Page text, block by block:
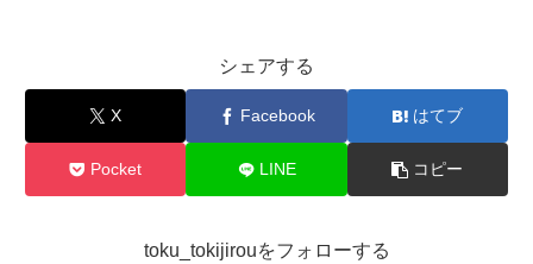
シェアする
X Facebook はてブ
Pocket LINE コピー
toku_tokijirouをフォローする